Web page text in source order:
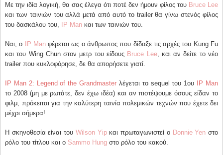
Με την ιδία λογική, θα σας έλεγα ότι ποτέ δεν ήμουν φίλος του Bruce Lee
και των ταινιών του αλλά μετά από αυτό το trailer θα γίνω στενός φίλος
του δασκάλου του,
IP Man και των ταινιών του.
Ναι, ο IP Manφέρεται ως ο άνθρωπος που δίδαξε τις αρχές του Kung Fu
και του Wing Chun στον μετρ του είδους Bruce Lee, και αν δείτε το νέο
trailer που κυκλοφόρησε, δε θα απορήσετε γιατί.
IP Man 2: Legend of the Grandmaster λέγεται το sequel του 1ου
IP Man
το 2008 (μη με ρωτάτε, δεν έχω ιδέα) και αν πιστέψουμε όσους είδαν το
φιλμ, πρόκειται για την καλύτερη ταινία πολεμικών τεχνών που έχετε δει
μέχρι σήμερα!
Η σκηνοθεσία είναι του Wilson Yipκαι πρωταγωνιστεί ο Donnie Yen στο
ρόλο του τίτλου και ο Sammo Hung στο ρόλο του κακού.